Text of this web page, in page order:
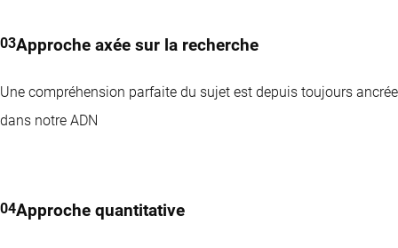
Approche axée sur la recherche
Une compréhension parfaite du sujet est depuis toujours ancrée
dans notre ADN
Approche quantitative